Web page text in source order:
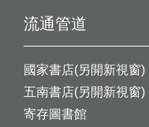
流通管道
國家書店(另開新視窗)
五南書店(另開新視窗)
寄存圖書館